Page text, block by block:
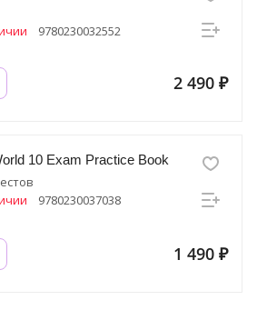
9780230032552
2 490 ₽
10 Exam Practice Book
9780230037038
1 490 ₽